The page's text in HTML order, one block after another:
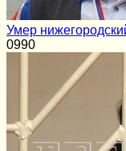
Умер
0990